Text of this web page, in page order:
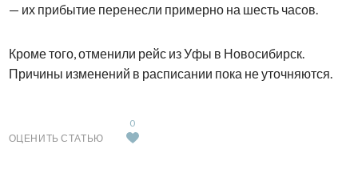
— их прибытие перенесли примерно на шесть часов.
Кроме того, отменили рейс из Уфы в Новосибирск.
Причины изменений в расписании пока не уточняются.
ОЦЕНИТЬ СТАТЬЮ
0